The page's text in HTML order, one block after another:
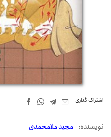
اشتراک‌ گذاری
نويسنده: مجید ملامحمدی